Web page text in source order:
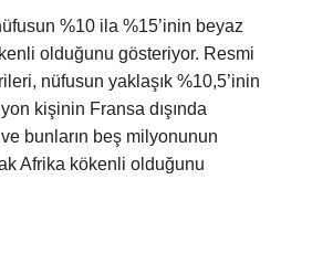
%10 ila %15’inin beyaz
olduğunu gösteriyor. Resmi
nüfusun yaklaşık %10,5’inin
kişinin Fransa dışında
bunların beş milyonunun
Afrika kökenli olduğunu